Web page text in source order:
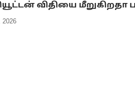
விதியை
2026